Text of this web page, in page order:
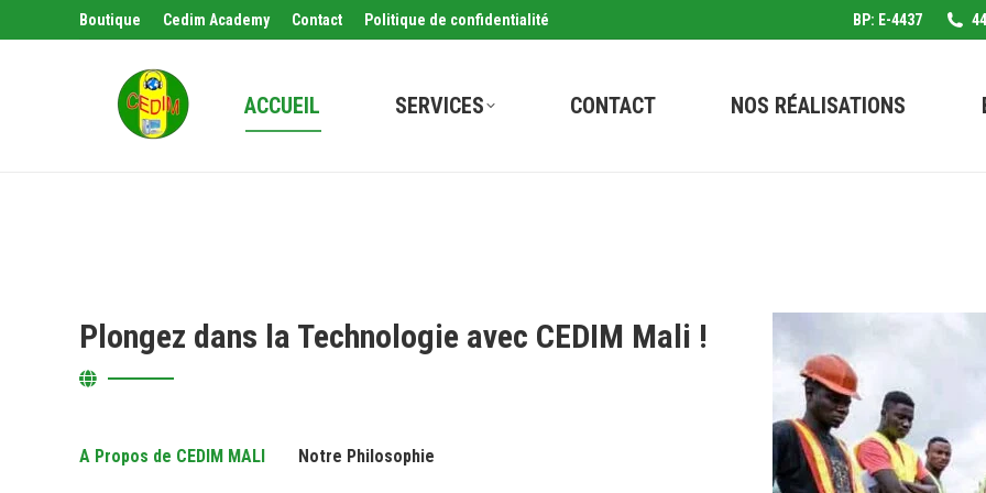
Boutique Cedim Academy Contact Politique de confidentialité BP: E-4437
ACCUEIL SERVICES CONTACT NOS RÉALISATIONS
Plongez dans la Technologie avec CEDIM Mali !
A Propos de CEDIM MALI Notre Philosophie